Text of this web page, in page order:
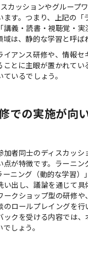
カッションやグループ
ます。つまり、上記の「
講義・読書・視聴覚・実
は、静的な学習と呼ば
イアンス研修や、情報セ
ことに主眼が置かれてい
いるでしょう。
での実施が向
加者同士のディスカッシ
点が特徴です。ラーニン
ニング（動的な学習）
い出し、議論を通じて具
ークショップ型の研修や
のロールプレイングを行
ックを受ける内容では、
しょう。